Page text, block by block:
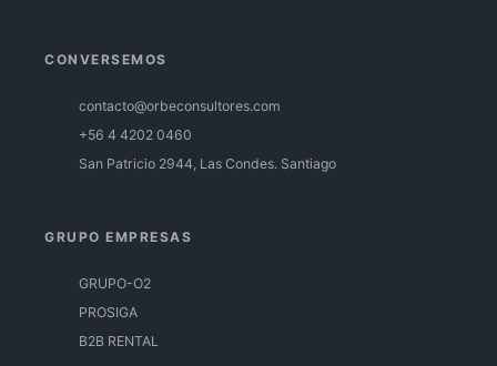
CONVERSEMOS
contacto@orbeconsultores.com
+56 4 4202 0460
San Patricio 2944, Las Condes. Santiago
GRUPO EMPRESAS
GRUPO-O2
PROSIGA
B2B RENTAL